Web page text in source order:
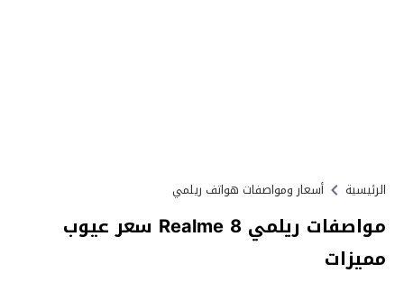
الرئيسية أسعار ومواصفات هواتف ريلمي
مواصفات ريلمي Realme 8 سعر عيوب
مميزات